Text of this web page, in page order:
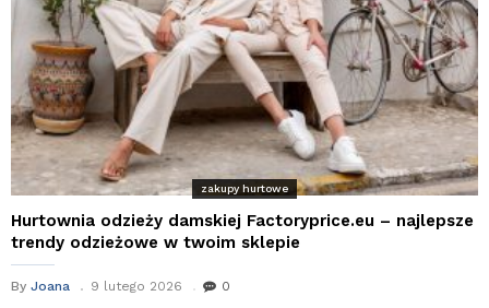
zakupy hurtowe
Hurtownia odzieży damskiej Factoryprice.eu – najlepsze
trendy odzieżowe w twoim sklepie
By Joana 9 lutego 2026 0